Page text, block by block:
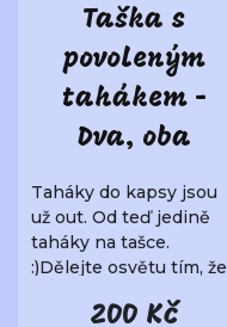
Taška s
povoleným
tahákem -
Dva, oba
Taháky do kapsy jsou
už out. Od teď jedině
taháky na tašce.
:)Dělejte osvětu tím, že
200 Kč